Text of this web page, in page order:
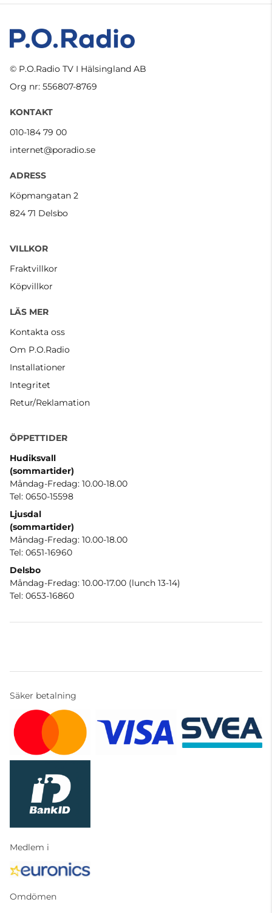
© P.O.Radio TV I Hälsingland AB
Org nr: 556807-8769
KONTAKT
010-184 79 00
internet@poradio.se
ADRESS
Köpmangatan 2
824 71 Delsbo
VILLKOR
Fraktvillkor
Köpvillkor
LÄS MER
Kontakta oss
Om P.O.Radio
Installationer
Integritet
Retur/Reklamation
ÖPPETTIDER
Hudiksvall
(sommartider)
Måndag-Fredag: 10.00-18.00
Tel: 0650-15598
Ljusdal
(sommartider)
Måndag-Fredag: 10.00-18.00
Tel: 0651-16960
Delsbo
Måndag-Fredag: 10.00-17.00 (lunch 13-14)
Tel: 0653-16860
Säker betalning
Medlem i
Omdömen